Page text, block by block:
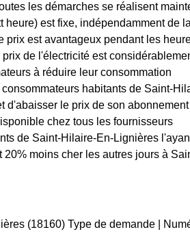
les démarches se réalisent
est fixe, indépendamment de
prix est avantageux pendant les
de l'électricité est
à réduire leur consommation
habitants de Saint-
d'abaisser le prix de son
chez tous les fournisseurs
de Saint-Hilaire-En-Lignières
moins cher les autres jours à
(18160) Type de demande |